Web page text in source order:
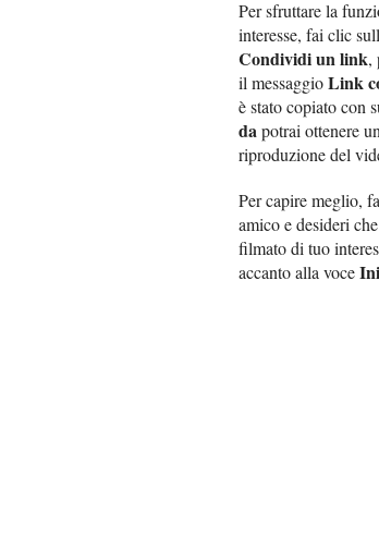
Per sfruttare la
interesse, fai clic
Condividi un link,
il messaggioLink
è stato copiato con
dapotrai ottenere
riproduzione del
Per capire meglio,
amico e desideri
filmato di tuo
accanto alla voce